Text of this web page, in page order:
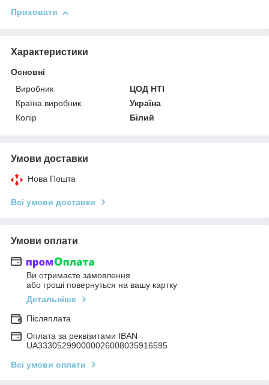
Приховати
Характеристики
Основні
Виробник
ЦОД НТІ
Країна виробник
Україна
Колір
Білий
Умови доставки
Нова Пошта
Всі умови доставки
Умови оплати
Ви отримаєте замовлення
або гроші повернуться на вашу картку
Детальніше
Післяплата
Оплата за реквізитами IBAN
UA333052990000026008035916595
Всі умови оплати